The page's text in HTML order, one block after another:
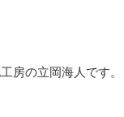
房の立岡海人です。